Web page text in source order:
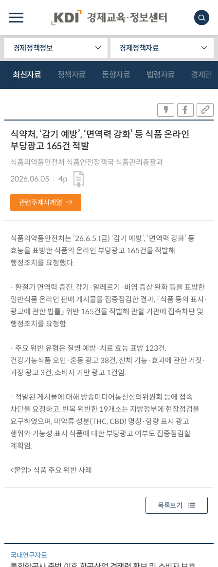
경제정책정보 경제정책자료
최신자료 정책자료 동향자료 법령자료 경제관
식약처, ‘감기 예방’, ‘면역력 강화’ 등 식품 온라인
부당광고 165건 적발
식품의약품안전처 식품안전정책국 식품관리총괄과
2026.06.05
4p
관련주제시계열
식품의약품안전처는 ’26.6.5.(금) ‘감기 예방’, ‘면역력 강화’ 등
효능을 표방한 식품의 온라인 부당광고 165건을 적발해
행정조치를 요청했다.
- 환절기 면역력 증진, 감기·알레르기·비염 증상 완화 등을 표방한
일반식품 온라인 판매 게시물을 집중점검한 결과, 「식품 등의 표시·
광고에 관한 법률」 위반 165건을 적발해 관할 기관에 접속차단 및
행정조치를 요청함.
- 주요 위반 유형은 질병 예방·치료 효능 표방 123건,
건강기능식품 오인·혼동 광고 38건, 신체 기능·효과에 관한 거짓·
과장 광고 3건, 소비자 기만 광고 1건임.
- 적발된 게시물에 대해 방송미디어통신심의위원회 등에 접속
차단을 요청하고, 반복 위반한 19개소는 지방정부에 현장점검을
요구하였으며, 마약류 성분(THC, CBD) 명칭·함량 표시 광고
행위와 기능성 표시 식품에 대한 부당광고 여부도 집중점검할
계획임.
<붙임> 식품 주요 위반 사례
목록보기
국내연구자료